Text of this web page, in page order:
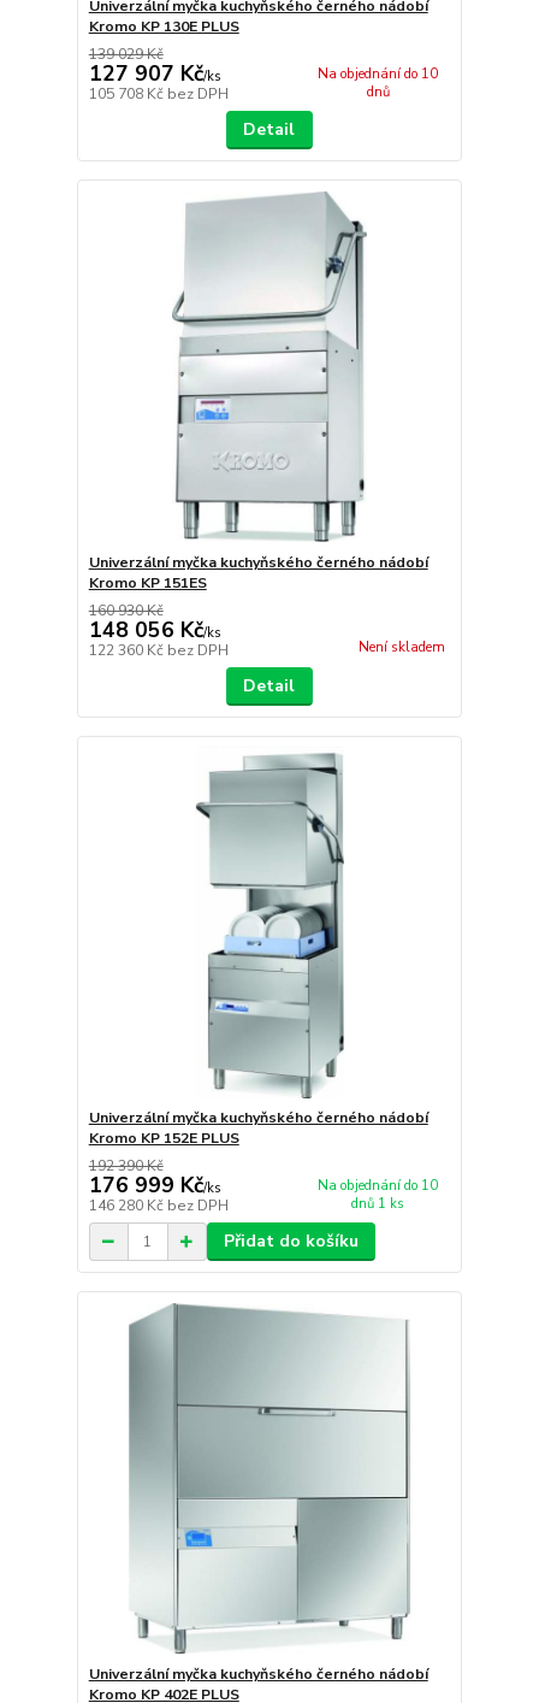
Univerzální myčka kuchyňského černého nádobí
Kromo KP 130E PLUS
139 029 Kč
127 907 Kč/ks
105 708 Kč bez DPH
Na objednání do 10
dnů
Detail
Univerzální myčka kuchyňského černého nádobí
Kromo KP 151ES
160 930 Kč
148 056 Kč/ks
122 360 Kč bez DPH Není skladem
Detail
Univerzální myčka kuchyňského černého nádobí
Kromo KP 152E PLUS
192 390 Kč
176 999 Kč/ks
146 280 Kč bez DPH
Na objednání do 10
dnů 1 ks
Přidat do košíku
Univerzální myčka kuchyňského černého nádobí
Kromo KP 402E PLUS